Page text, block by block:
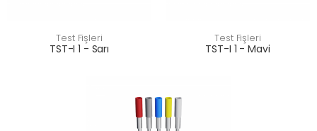
Test Fişleri
TST-I 1 - Sarı
Test Fişleri
TST-I 1 - Mavi